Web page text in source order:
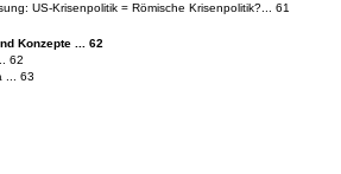
US-Krisenpolitik = Römische Krisenpolitik?... 61
Konzepte ... 62
62
... 63